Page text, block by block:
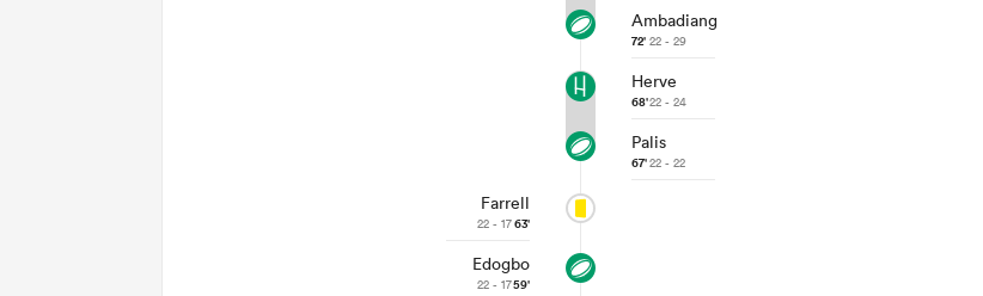
Ambadiang
72' 22 - 29
Herve
68'22 - 24
Palis
67'22 - 22
Farrell
22 - 1763'
Edogbo
22 - 1759'